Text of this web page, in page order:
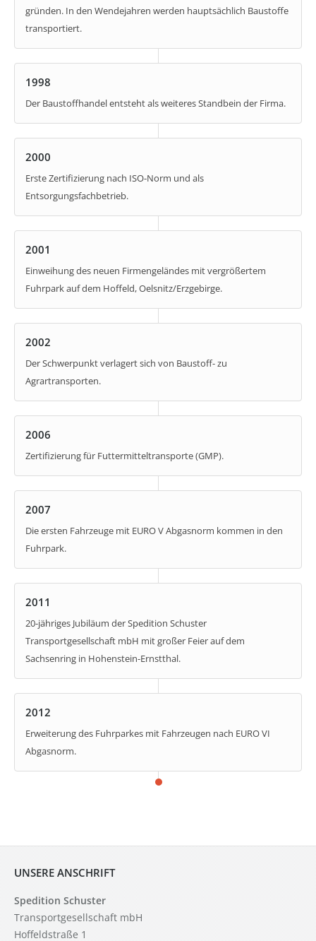
gründen. In den Wendejahren werden hauptsächlich Baustoffe
transportiert.
1998
Der Baustoffhandel entsteht als weiteres Standbein der Firma.
2000
Erste Zertifizierung nach ISO-Norm und als
Entsorgungsfachbetrieb.
2001
Einweihung des neuen Firmengeländes mit vergrößertem
Fuhrpark auf dem Hoffeld, Oelsnitz/Erzgebirge.
2002
Der Schwerpunkt verlagert sich von Baustoff- zu
Agrartransporten.
2006
Zertifizierung für Futtermitteltransporte (GMP).
2007
Die ersten Fahrzeuge mit EURO V Abgasnorm kommen in den
Fuhrpark.
2011
20-jähriges Jubiläum der Spedition Schuster
Transportgesellschaft mbH mit großer Feier auf dem
Sachsenring in Hohenstein-Ernstthal.
2012
Erweiterung des Fuhrparkes mit Fahrzeugen nach EURO VI
Abgasnorm.
UNSERE ANSCHRIFT
Spedition Schuster
Transportgesellschaft mbH
Hoffeldstraße 1